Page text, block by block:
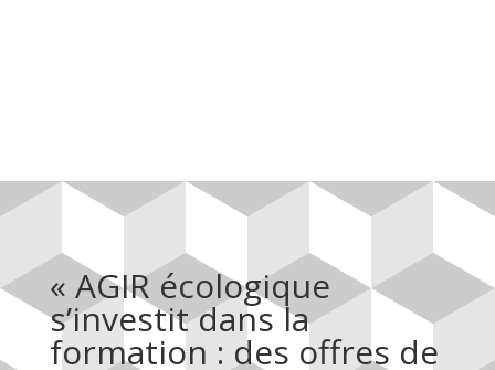
« AGIR écologique
s’investit dans la
formation : des offres de